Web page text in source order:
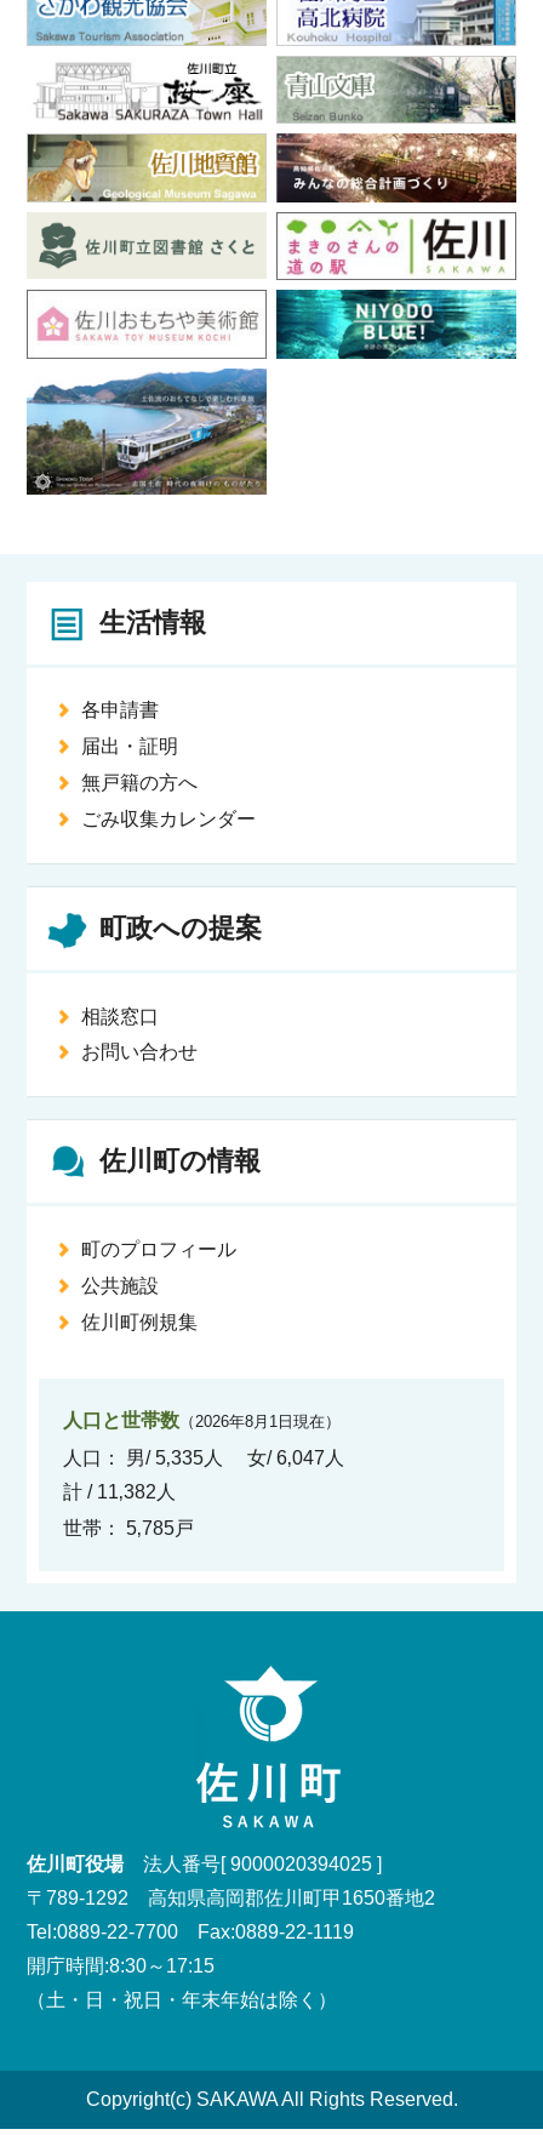
生活情報
各申請書
届出・証明
無戸籍の方へ
ごみ収集カレンダー
町政への提案
相談窓口
お問い合わせ
佐川町の情報
町のプロフィール
公共施設
佐川町例規集
人口と世帯数 （2026年8月1日現在）
人口： 男/ 5‚335人
女/ 6‚047人
計 / 11‚382人
世帯： 5‚785戸
佐川町役場法人番号[ 9000020394025 ]
〒789-1292 高知県高岡郡佐川町甲1650番地2
Tel:0889-22-7700 Fax:0889-22-1119
開庁時間:8:30～17:15
（土・日・祝日・年末年始は除く）
Copyright(c) SAKAWA All Rights Reserved.